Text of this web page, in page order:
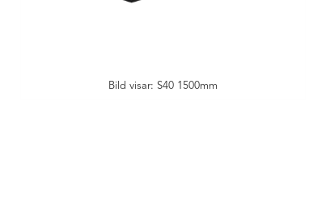
Bild visar: S40 1500mm